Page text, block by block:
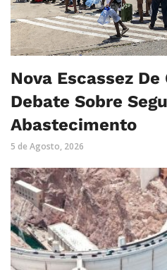
Nova Escassez
Debate Sobre
Abastecimento
5 de Agosto, 2026